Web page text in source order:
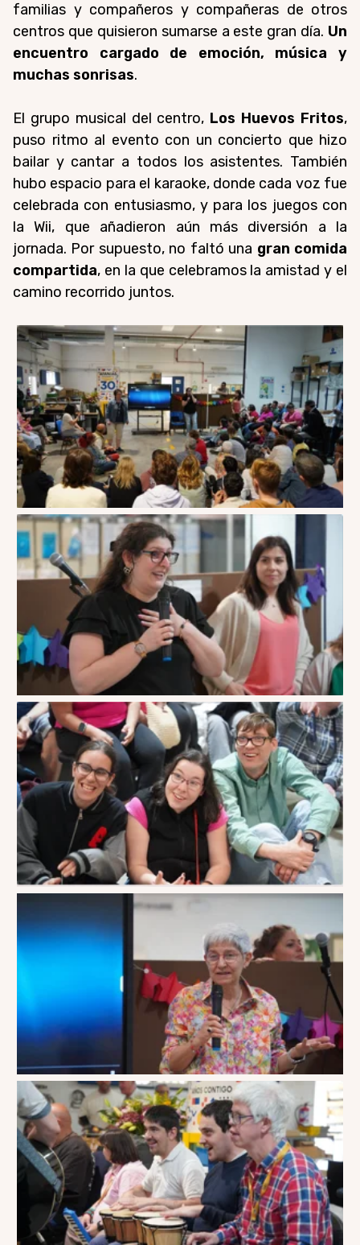
familias y compañeros y compañeras de otros
centros que quisieron sumarse a este gran día. Un
encuentro cargado de emoción, música y
muchas sonrisas.
El grupo musical del centro, Los Huevos Fritos,
puso ritmo al evento con un concierto que hizo
bailar y cantar a todos los asistentes. También
hubo espacio para el karaoke, donde cada voz fue
celebrada con entusiasmo, y para los juegos con
la Wii, que añadieron aún más diversión a la
jornada. Por supuesto, no faltó una gran comida
compartida, en la que celebramos la amistad y el
camino recorrido juntos.
Personas con discapacidad intelectual